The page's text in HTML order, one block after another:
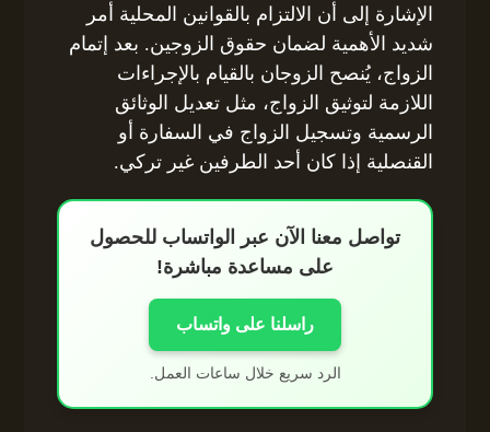
الإشارة إلى أن الالتزام بالقوانين المحلية أمر
شديد الأهمية لضمان حقوق الزوجين. بعد إتمام
الزواج، يُنصح الزوجان بالقيام بالإجراءات
اللازمة لتوثيق الزواج، مثل تعديل الوثائق
الرسمية وتسجيل الزواج في السفارة أو
القنصلية إذا كان أحد الطرفين غير تركي.
تواصل معنا الآن عبر الواتساب للحصول
على مساعدة مباشرة!
راسلنا على واتساب
الرد سريع خلال ساعات العمل.